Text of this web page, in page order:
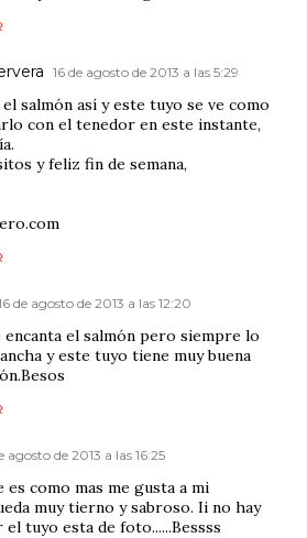
16 de agosto de 2013 a las 5:29
salmón así y este tuyo se ve como
con el tenedor en este instante,
y feliz fin de semana,
de agosto de 2013 a las 12:20
encanta el salmón pero siempre lo
y este tuyo tiene muy buena
agosto de 2013 a las 16:25
como mas me gusta a mi
muy tierno y sabroso. Ii no hay
el tuyo esta de foto......Bessss